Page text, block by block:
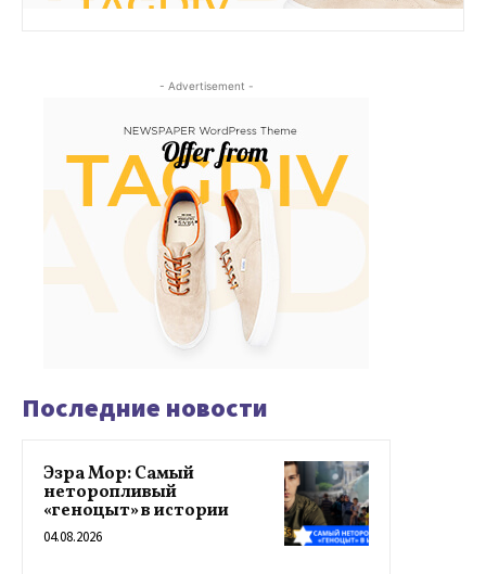
- Advertisement -
Последние новости
Эзра Мор: Самый
неторопливый
«геноцыт» в истории
04.08.2026